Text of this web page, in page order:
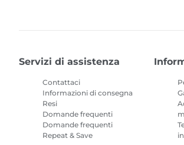
Servizi di assistenza
Contattaci
Informazioni di consegna
Resi
Domande frequenti
Domande frequenti
Repeat & Save